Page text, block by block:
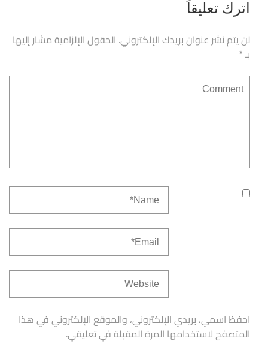
اترك تعليقاً
لن يتم نشر عنوان بريدك الإلكتروني. الحقول الإلزامية مشار إليها
بـ*
احفظ اسمي، بريدي الإلكتروني، والموقع الإلكتروني في هذا
المتصفح لاستخدامها المرة المقبلة في تعليقي.